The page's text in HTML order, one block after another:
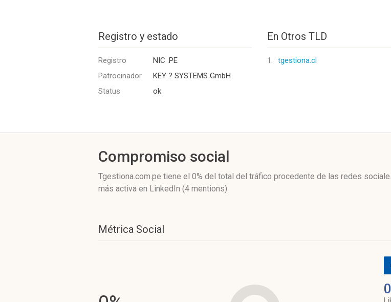
Registro y estado
Registro
NIC .PE
Patrocinador
KEY ? SYSTEMS GmbH
Status
ok
En Otros TLD
1. tgestiona.cl
Compromiso social
Tgestiona.com.pe tiene el 0% del total del tráfico procedente de las redes
más activa en LinkedIn (4 mentions)
Métrica Social
0